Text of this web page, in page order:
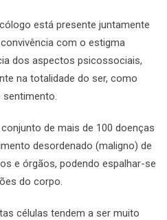
está presente juntamente
com o estigma
dos aspectos psicossociais,
na totalidade do ser, como
sentimento.
de mais de 100 doenças
desordenado (maligno) de
e órgãos, podendo espalhar-se
do corpo.
células tendem a ser muito